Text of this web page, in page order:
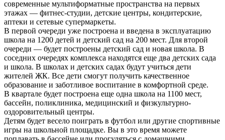
современные мультиформатные пространства на первых
этажах — фитнес-студии, детские центры, кондитерские,
аптеки и сетевые супермаркеты.
В первой очереди уже построена и введена в эксплуатацию
школа на 1200 детей и детский сад на 200 мест. Для второй
очереди — будет построены детский сад и новая школа. В
соседних очередях комплекса находятся еще два детских сада
и школа. В школах и детских садах будут учиться дети
жителей ЖК. Все дети смогут получить качественное
образование и заботливое воспитание в комфортной среде.
В квартале будет построена еще одна школа на 1100 мест,
бассейн, поликлиника, медицинский и физкультурно-
оздоровительный центры.
Детям будет весело поиграть в футбол или другие спортивные
игры на школьной площадке. Вы в это время можете